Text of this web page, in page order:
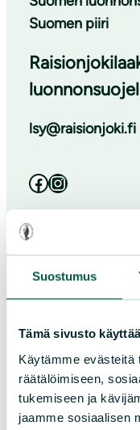
Suostumus
Tämä sivusto
Käytämme evästeitä
räätälöimiseen,
tukemiseen ja
jaamme sosiaalisen
Suomen piiri
lsy@raisionjoki.fi
Facebook Instagram
Tule
Liity jäseneksi
Piirit ja